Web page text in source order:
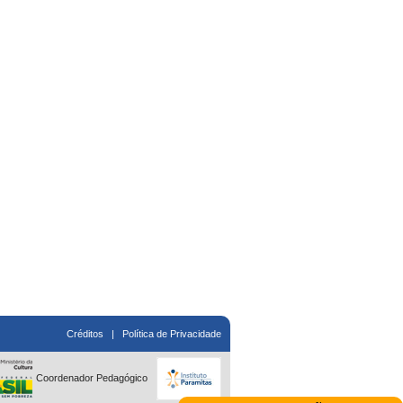
Créditos | Política de Privacidade
Coordenador Pedagógico